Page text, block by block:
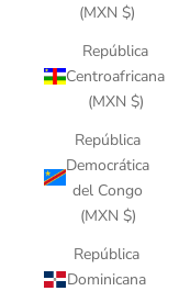
(MXN $)
República
Centroafricana
(MXN $)
República
Democrática
del Congo
(MXN $)
República
Dominicana